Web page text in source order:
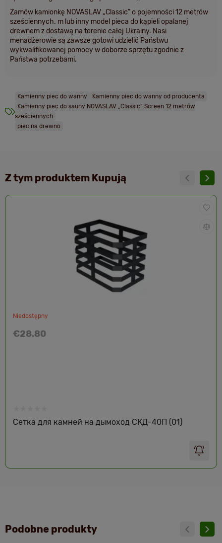
Zamów kamionkę NOVASLAV „Classic” o pojemności 12 metrów
sześciennych. m lub inny model pieca do kąpieli opalanej
drewnem z dostawą na terenie całej Ukrainy. Nasi
menadżerowie są zawsze gotowi udzielić Państwu
wykwalifikowanej pomocy w doborze sprzętu zgodnie z
Państwa potrzebami.
Kamienny piec do wanny
Kamienny piec do wanny od producenta
Kamienny piec do sauny NOVASLAV „Classic” Screen 12 metrów
sześciennych
piec na drewno
Z tym produktem Kupują
Niedostępny
Сетка для камней на дымоход СКД-40П (01)
€28.80
Podobne produkty